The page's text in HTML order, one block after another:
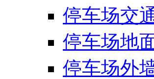
停车场交
停车场地
停车场外